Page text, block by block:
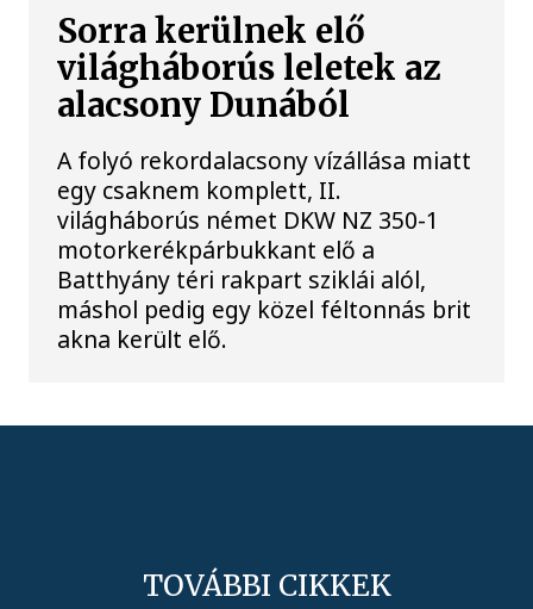
Sorra kerülnek elő
világháborús leletek az
alacsony Dunából
A folyó rekordalacsony vízállása miatt
egy csaknem komplett, II.
világháborús német DKW NZ 350-1
motorkerékpárbukkant elő a
Batthyány téri rakpart sziklái alól,
máshol pedig egy közel féltonnás brit
akna került elő.
TOVÁBBI CIKKEK